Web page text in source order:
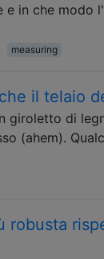
e in che modo
measuring
il telaio
giroletto di
(ahem).
robusta